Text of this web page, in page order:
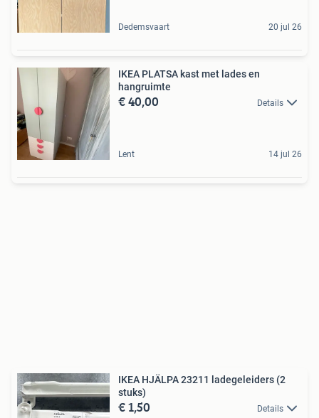
Dedemsvaart 20 jul 26
IKEA PLATSA kast met lades en
hangruimte
€ 40,00 Details
Lent 14 jul 26
IKEA HJÄLPA 23211 ladegeleiders (2
stuks)
€ 1,50 Details